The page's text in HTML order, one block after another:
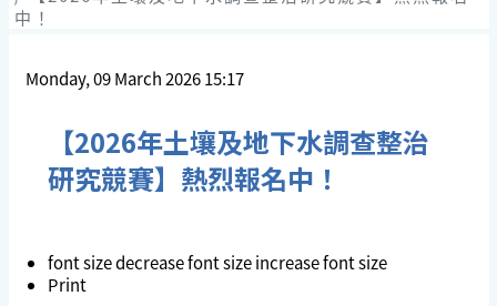
中！
Monday, 09 March 2026 15:17
【2026年土壤及地下水調查整治
研究競賽】熱烈報名中！
font sizedecrease font size increase font size
Print